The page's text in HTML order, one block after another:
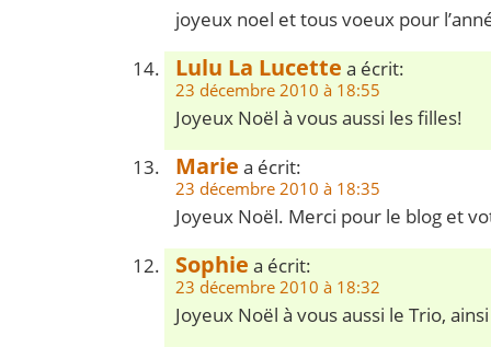
joyeux noel et tous voeux pour
Lulu La Lucette a écrit:
23 décembre 2010 à 18:55
Joyeux Noël à vous aussi les filles!
Marie a écrit:
23 décembre 2010 à 18:35
Joyeux Noël. Merci pour le blog et
Sophie a écrit:
23 décembre 2010 à 18:32
Joyeux Noël à vous aussi le Trio,